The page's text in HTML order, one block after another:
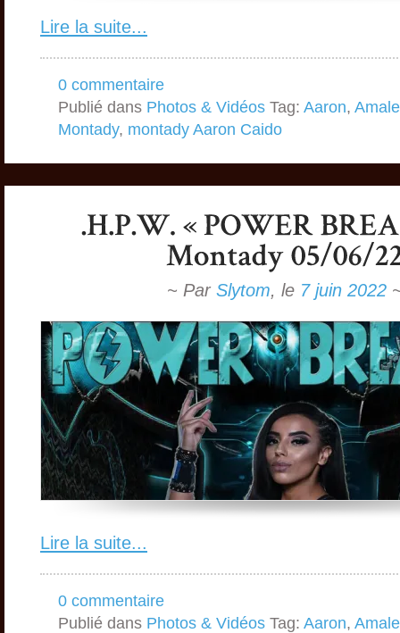
Lire la suite...
0 commentaire
Publié dans Photos & Vidéos Tag: Aaron, Amale
Montady, montady Aaron Caido
~ Par Slytom, le 7 juin 2022
Lire la suite...
0 commentaire
Publié dans Photos & Vidéos Tag: Aaron, Amale